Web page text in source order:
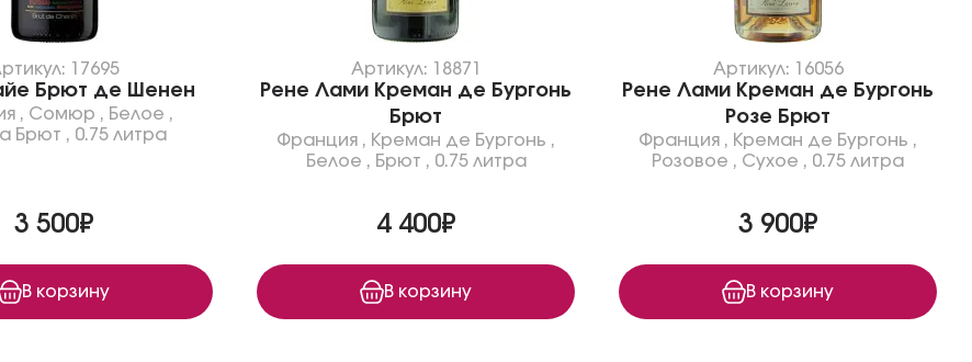
17695
Брют де Шенен
, Сомюр , Белое ,
Брют , 0.75 литра
3 500₽
В корзину
Артикул: 18871
Рене Лами Креман де Бургонь
Брют
Франция , Креман де Бургонь ,
Белое , Брют , 0.75 литра
4 400₽
В корзину
Артикул: 16056
Рене Лами Креман де Бургонь
Розе Брют
Франция , Креман де Бургонь ,
Розовое , Сухое , 0.75 литра
3 900₽
В корзину